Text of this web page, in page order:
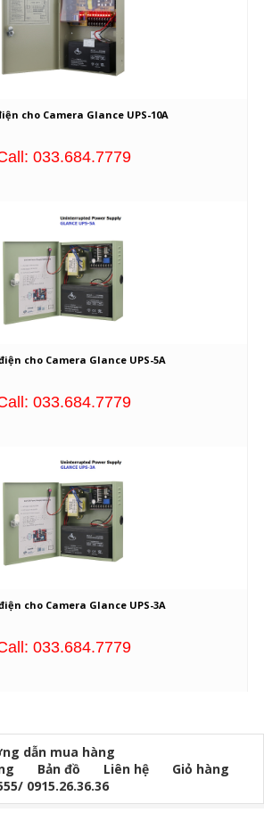
cho Camera Glance UPS-10A
033.684.7779
cho Camera Glance UPS-5A
033.684.7779
cho Camera Glance UPS-3A
033.684.7779
dẫn mua hàng
Bản đồ Liên hệ
Giỏ hàng
0915.26.36.36